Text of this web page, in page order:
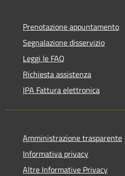
Prenotazione appuntamento
Segnalazione disservizio
Leggi le FAQ
Richiesta assistenza
IPA Fattura elettronica
Amministrazione trasparente
Informativa privacy
Altre Informative Privacy